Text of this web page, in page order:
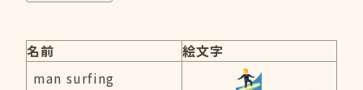
名前
絵文字
man surfing